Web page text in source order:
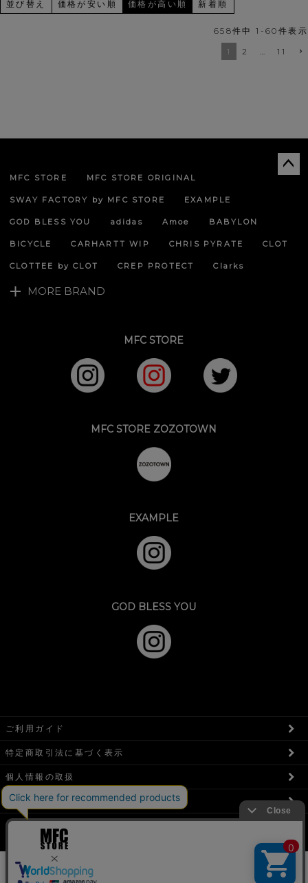
並び替え 価格が安い順 価格が高い順 新着順
658件中 1 - 60 件表示
1
2 … 11
MFC STORE MFC STORE ORIGINAL
SWAY FACTORY by MFC STORE EXAMPLE
GOD BLESS YOU adidas Amoe BABYLON
BICYCLE CARHARTT WIP CHRIS PYRATE CLOT
CLOTTEE by CLOT CREP PROTECT Clarks
MORE BRAND
MFC STORE
MFC STORE ZOZOTOWN
EXAMPLE
GOD BLESS YOU
ご利用ガイド
特定商取引法に基づく表示
個人情報の取扱
お問い合わせフォーム
店舗情報
COPYRIGHT © MFC STORE ALL RIGHTS RESERVED.